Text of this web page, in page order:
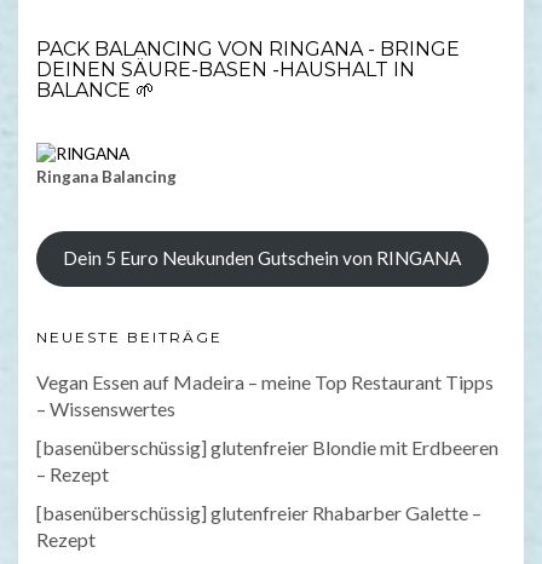
PACK BALANCING VON RINGANA - BRINGE
DEINEN SÄURE-BASEN -HAUSHALT IN
BALANCE 🌱
Ringana Balancing
Dein 5 Euro Neukunden Gutschein von RINGANA
NEUESTE BEITRÄGE
Vegan Essen auf Madeira – meine Top Restaurant Tipps
– Wissenswertes
[basenüberschüssig] glutenfreier Blondie mit Erdbeeren
– Rezept
[basenüberschüssig] glutenfreier Rhabarber Galette –
Rezept